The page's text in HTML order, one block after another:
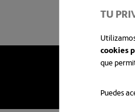
TU
cookies
que
Puedes